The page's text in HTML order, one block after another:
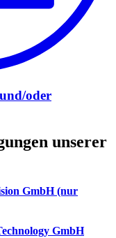
oder
unserer
GmbH (nur
GmbH